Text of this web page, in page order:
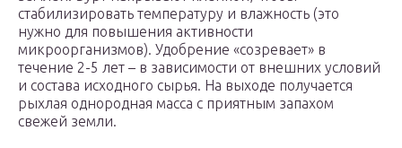
стабилизировать температуру и влажность (это
нужно для повышения активности
микроорганизмов). Удобрение «созревает» в
течение 2-5 лет – в зависимости от внешних условий
и состава исходного сырья. На выходе получается
рыхлая однородная масса с приятным запахом
свежей земли.